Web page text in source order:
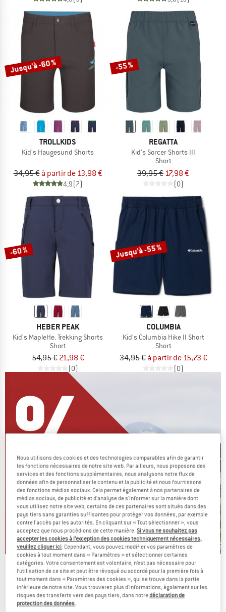
Jusqu'à -60 %
TROLLKIDS
Kid's Haugesund Shorts
34,95 € à partir de 13,98 €
4,9(7)
-55 %
REGATTA
Kid's Sorcer Shorts III
Short
39,95 € 17,98 €
(0)
-60 %
HEBER PEAK
Kid's MapleHe. Trekking Shorts
Short
54,95 € 21,98 €
(0)
Jusqu'à -55 %
COLUMBIA
Kid's Columbia Hike II Short
Short
34,95 € à partir de 15,73 €
(0)
On vide des stocks !
JUSQU'À -60 %
LE DÉSTOCKAGE
Nous utilisons des cookies et des technologies comparables afin de garantir
les fonctions nécessaires de notre site web. Par ailleurs, nous proposons des
services et des fonctions supplémentaires, nous analysons notre flux de
données afin de personnaliser le contenu et la publicité et nous fournissons
des fonctions médias sociaux. Cela permet également à nos partenaires de
médias sociaux, de publicité et d'analyse de s'informer sur la manière dont
vous utilisez notre site web; certains de ces partenaires sont situés dans des
pays tiers sans garanties suffisantes pour protéger vos données, par exemple
contre l'accès par les autorités. En cliquant sur « Tout sélectionner », vous
acceptez que nous procédions de cette manière.Si vous ne souhaitez pas
accepter les cookies à l’exception des cookies techniquement nécessaires,
veuillez cliquer ici. Cependant, vous pouvez modifier vos paramètres de
cookies à tout moment dans « Paramètres » et sélectionner certaines
catégories. Votre consentement est volontaire, n’est pas nécessaire pour
l’utilisation de ce site et peut être révoqué ou accordé pour la première fois à
tout moment dans « Paramètres des cookies », qui se trouve dans la partie
inférieure de notre site. Vous trouverez plus d'informations, également sur les
risques des transferts vers des pays tiers, dans notredéclaration de
protection des données.